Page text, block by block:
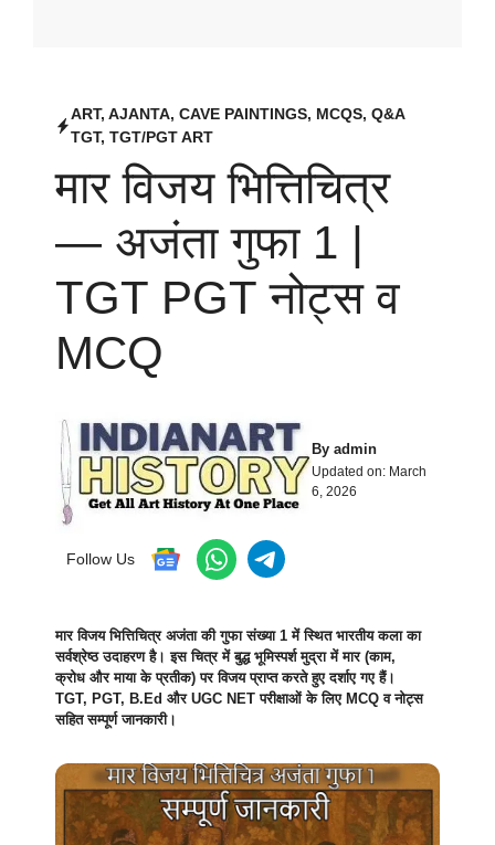
ART, AJANTA, CAVE PAINTINGS, MCQS, Q&A
TGT, TGT/PGT ART
मार विजय भित्तिचित्र
— अजंता गुफा 1 |
TGT PGT नोट्स व
MCQ
Byadmin
Updated on: March
6, 2026
Follow Us
मार विजय भित्तिचित्र अजंता की गुफा संख्या 1 में स्थित भारतीय कला का
सर्वश्रेष्ठ उदाहरण है। इस चित्र में बुद्ध भूमिस्पर्श मुद्रा में मार (काम,
क्रोध और माया के प्रतीक) पर विजय प्राप्त करते हुए दर्शाए गए हैं।
TGT, PGT, B.Ed और UGC NET परीक्षाओं के लिए MCQ व नोट्स
सहित सम्पूर्ण जानकारी।